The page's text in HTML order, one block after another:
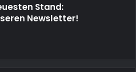
Stand:
Newsletter!